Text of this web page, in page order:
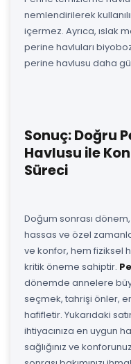
nemlendirilerek
içermez. Ayrıca, ıslak
perine havluları
perine havlusu daha
Sonuç: Doğru
Havlusu ile
Süreci
Doğum sonrası
hassas ve özel
ve konfor, hem fiziksel
kritik öneme sahiptir.
dönemde annelere
seçmek, tahrişi önler,
hafifletir. Yukarıdaki
ihtiyacınıza en uygun
sağlığınız ve